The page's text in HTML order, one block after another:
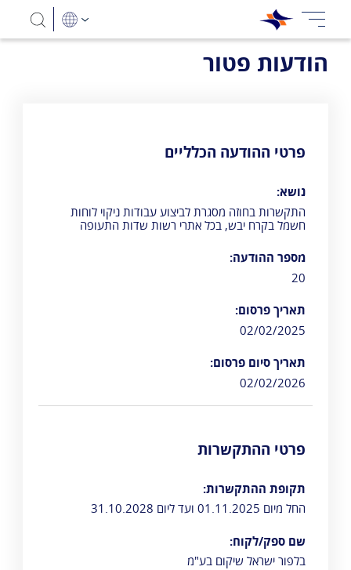
הודעות פטור
פרטי ההודעה הכלליים
נושא:
התקשרות בחוזה מסגרת לביצוע עבודות ניקוי לוחות
חשמל בקרח יבש, בכל אתרי רשות שדות התעופה
מספר ההודעה:
20
תאריך פרסום:
02/02/2025
תאריך סיום פרסום:
02/02/2026
פרטי ההתקשרות
תקופת ההתקשרות:
החל מיום 01.11.2025 ועד ליום 31.10.2028
שם ספק/לקוח:
בלפור ישראל שיקום בע"מ